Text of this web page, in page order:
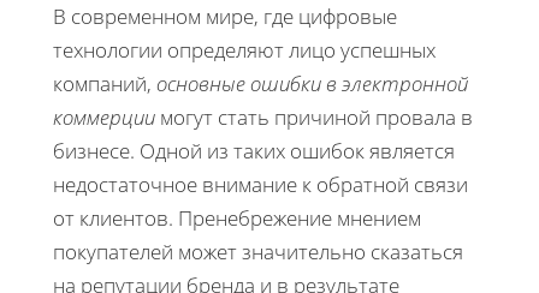
В современном мире, где цифровые
технологии определяют лицо успешных
компаний, основные ошибки в электронной
коммерции могут стать причиной провала в
бизнесе. Одной из таких ошибок является
недостаточное внимание к обратной связи
от клиентов. Пренебрежение мнением
покупателей может значительно сказаться
на репутации бренда и в результате